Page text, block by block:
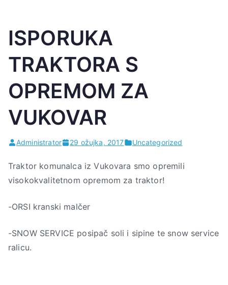
ISPORUKA
TRAKTORA S
OPREMOM ZA
VUKOVAR
Administrator 29 ožujka, 2017 Uncategorized
Traktor komunalca iz Vukovara smo opremili
visokokvalitetnom opremom za traktor!
-ORSI kranski malčer
-SNOW SERVICE posipač soli i sipine te snow service
ralicu.